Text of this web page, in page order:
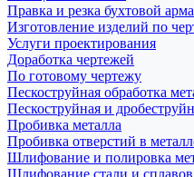
Правка и резка бухтовой
Изготовление изделий по
Услуги проектирования
Доработка чертежей
По готовому чертежу
Пескоструйная обработка
Пескоструйная и
Пробивка металла
Пробивка отверстий в
Шлифование и полировка
Шлифование стали и сплавов